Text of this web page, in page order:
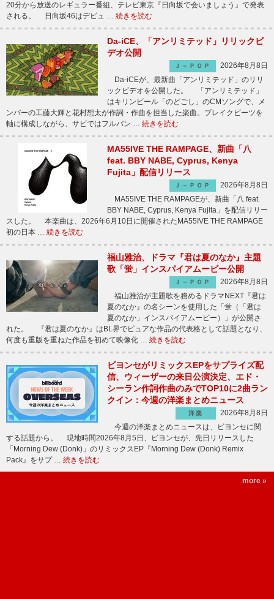
20分から放送のレギュラー番組、テレビ東京『日向坂で会いましょう』で発表
される。 日向坂46はデビュ … 続きを読む
Da-iCE、「アンリミテッド」リリックビ
デオ公開
Ｊ－ＰＯＰ
2026年8月8日
Da-iCEが、最新曲「アンリミテッド」のリリ
ックビデオを公開した。 「アンリミテッド」
はキリンビール「のどごし」のCMソングで、メ
ンバーの工藤大輝と花村想太が作詞・作曲を担当した楽曲。ブレイクビーツを
軸に構成しながら、サビではフルバン … 続きを読む
MA55IVE THE RAMPAGE、新曲「八
feat. BBY NABE, Cyprus, Kenya
Fujita」配信リリース
Ｊ－ＰＯＰ
2026年8月8日
MA55IVE THE RAMPAGEが、新曲「八 feat.
BBY NABE, Cyprus, Kenya Fujita」を配信リリー
スした。 本楽曲は、2026年6月10日に開催されたMA55IVE THE RAMPAGE
初の日本 … 続きを読む
福山雅治、ドラマ『君は夏のなか』主題
歌「蛍」インスパイアムービー公開
Ｊ－ＰＯＰ
2026年8月8日
福山雅治が主題歌を務めるドラマNEXT『君は
夏のなか』の名シーンを使用した「蛍（「君は
夏のなか」インスパイアムービー）」が公開さ
れた。 『君は夏のなか』はBL界でピュアな作品の代表格として話題となり、
何度も重版を重ねた作品を初めて映像化 … 続きを読む
ビヨンセがリミックスEPをサプライズ配
信、ウィーザーの来日公演決定、エド・
シーラン作詞作曲のみでTOP10に2曲ラン
クイン：今週の洋楽まとめニュース
洋楽
2026年8月8日
今週の洋楽まとめニュースは、ビヨンセに関
する話題から。 現地時間2026年8月5日、ビヨンセが、先日リリースした
「Morning Dew (Donk)」のリミックスEP『Morning Dew (Donk) Remix
Pack』をサプ … 続きを読む
more »